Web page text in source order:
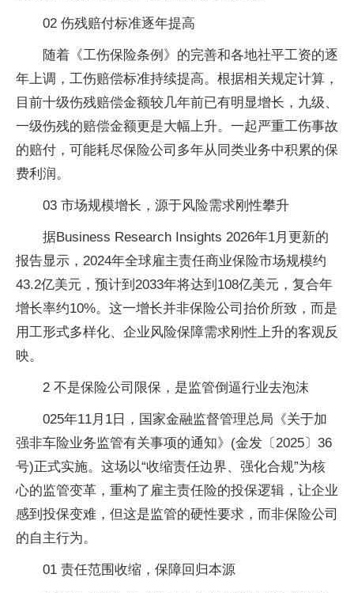
02 伤残赔付标准逐年提高
随着《工伤保险条例》的完善和各地社平工资的逐
年上调，工伤赔偿标准持续提高。根据相关规定计算，
目前十级伤残赔偿金额较几年前已有明显增长，九级、
一级伤残的赔偿金额更是大幅上升。一起严重工伤事故
的赔付，可能耗尽保险公司多年从同类业务中积累的保
费利润。
03 市场规模增长，源于风险需求刚性攀升
据Business Research Insights 2026年1月更新的
报告显示，2024年全球雇主责任商业保险市场规模约
43.2亿美元，预计到2033年将达到108亿美元，复合年
增长率约10%。这一增长并非保险公司抬价所致，而是
用工形式多样化、企业风险保障需求刚性上升的客观反
映。
2 不是保险公司限保，是监管倒逼行业去泡沫
025年11月1日，国家金融监督管理总局《关于加
强非车险业务监管有关事项的通知》(金发〔2025〕36
号)正式实施。这场以“收缩责任边界、强化合规”为核
心的监管变革，重构了雇主责任险的投保逻辑，让企业
感到投保变难，但这是监管的硬性要求，而非保险公司
的自主行为。
01 责任范围收缩，保障回归本源